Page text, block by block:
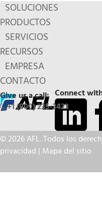
SOLUCIONES
PRODUCTOS
SERVICIOS
RECURSOS
EMPRESA
CONTACTO
Connect
Give us a call:
+1 (800) 235-3423
© 2026 AFL. Todos los
privacidad | Mapa del sitio